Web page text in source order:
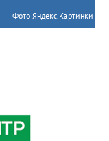
Фото Яндекс.Картинки